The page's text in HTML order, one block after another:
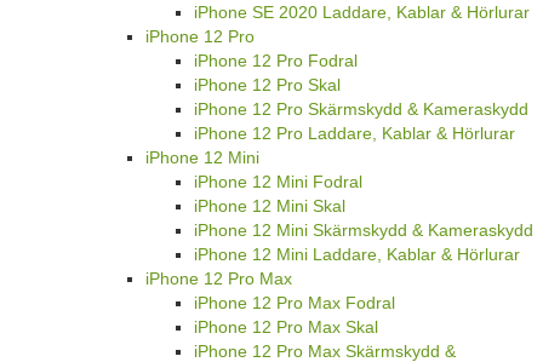
iPhone SE 2020 Laddare, Kablar & Hörlurar
iPhone 12 Pro
iPhone 12 Pro Fodral
iPhone 12 Pro Skal
iPhone 12 Pro Skärmskydd & Kameraskydd
iPhone 12 Pro Laddare, Kablar & Hörlurar
iPhone 12 Mini
iPhone 12 Mini Fodral
iPhone 12 Mini Skal
iPhone 12 Mini Skärmskydd & Kameraskydd
iPhone 12 Mini Laddare, Kablar & Hörlurar
iPhone 12 Pro Max
iPhone 12 Pro Max Fodral
iPhone 12 Pro Max Skal
iPhone 12 Pro Max Skärmskydd &